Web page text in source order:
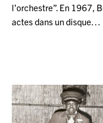
l’orchestre”. En 1967,
actes dans un disque…